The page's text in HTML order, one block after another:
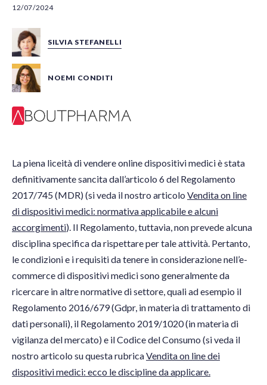
12/07/2024
SILVIA STEFANELLI
NOEMI CONDITI
La piena liceità di vendere online dispositivi medici è stata
definitivamente sancita dall’articolo 6 del Regolamento
2017/745 (MDR) (si veda il nostro articolo Vendita on line
di dispositivi medici: normativa applicabile e alcuni
accorgimenti). Il Regolamento, tuttavia, non prevede alcuna
disciplina specifica da rispettare per tale attività. Pertanto,
le condizioni e i requisiti da tenere in considerazione nell’e-
commerce di dispositivi medici sono generalmente da
ricercare in altre normative di settore, quali ad esempio il
Regolamento 2016/679 (Gdpr, in materia di trattamento di
dati personali), il Regolamento 2019/1020 (in materia di
vigilanza del mercato) e il Codice del Consumo (si veda il
nostro articolo su questa rubricaVendita on line dei
dispositivi medici: ecco le discipline da applicare.